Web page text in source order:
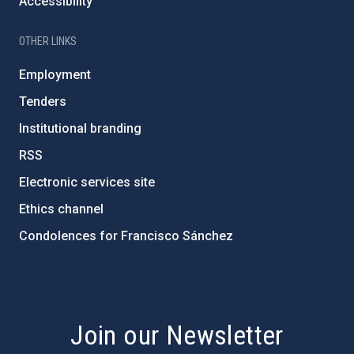
OTHER LINKS
Employment
Tenders
Institutional branding
RSS
Electronic services site
Ethics channel
Condolences for Francisco Sánchez
Join our Newsletter